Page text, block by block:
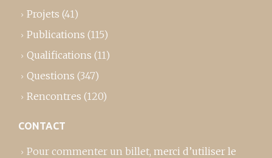
Projets (41)
Publications (115)
Qualifications (11)
Questions (347)
Rencontres (120)
CONTACT
Pour commenter un billet, merci d’utiliser le